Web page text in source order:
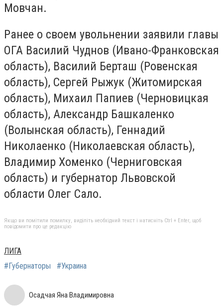
Мовчан.
Ранее о своем увольнении заявили главы
ОГА Василий Чуднов (Ивано-Франковская
область), Василий Берташ (Ровенская
область), Сергей Рыжук (Житомирская
область), Михаил Папиев (Черновицкая
область), Александр Башкаленко
(Волынская область), Геннадий
Николаенко (Николаевская область),
Владимир Хоменко (Черниговская
область) и губернатор Львовской
области Олег Сало.
Якщо ви помітили помилку, виділіть необхідний текст і натисніть Ctrl + Enter, щоб
повідомити про це редакцію
ЛИГА
#Губернаторы
#Украина
Осадчая Яна Владимировна